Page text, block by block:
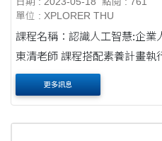
單位 : XPLORER THU
課程名稱：認識人工智慧:企業人工智慧 授課教
東清老師 課程搭配素養計畫執行學期：111-1學期 “未來學生
畢業時，將面臨一個智慧化的
援企業的經營....
更多訊息